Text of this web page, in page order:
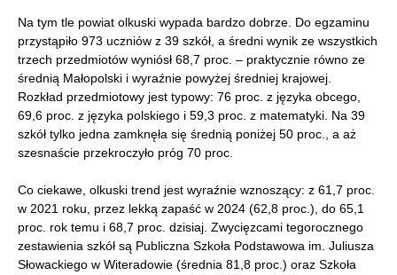
Na tym tle powiat olkuski wypada bardzo dobrze. Do egzaminu
przystąpiło 973 uczniów z 39 szkół, a średni wynik ze wszystkich
trzech przedmiotów wyniósł 68,7 proc. – praktycznie równo ze
średnią Małopolski i wyraźnie powyżej średniej krajowej.
Rozkład przedmiotowy jest typowy: 76 proc. z języka obcego,
69,6 proc. z języka polskiego i 59,3 proc. z matematyki. Na 39
szkół tylko jedna zamknęła się średnią poniżej 50 proc., a aż
szesnaście przekroczyło próg 70 proc.
Co ciekawe, olkuski trend jest wyraźnie wznoszący: z 61,7 proc.
w 2021 roku, przez lekką zapaść w 2024 (62,8 proc.), do 65,1
proc. rok temu i 68,7 proc. dzisiaj. Zwycięzcami tegorocznego
zestawienia szkół są Publiczna Szkoła Podstawowa im. Juliusza
Słowackiego w Witeradowie (średnia 81,8 proc.) oraz Szkoła